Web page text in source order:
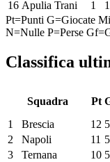
16 Apulia Trani 1
Pt=Punti G=Giocate
N=Nulle P=Perse
Classifica
Squadra Pt
1
Brescia 12 5
2
Napoli 11 5
3
Ternana 10 5